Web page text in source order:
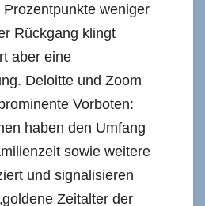
weniger
Rückgang klingt
aber eine
Deloitte und Zoom
Vorboten:
haben den Umfang
sowie weitere
und signalisieren
Zeitalter der